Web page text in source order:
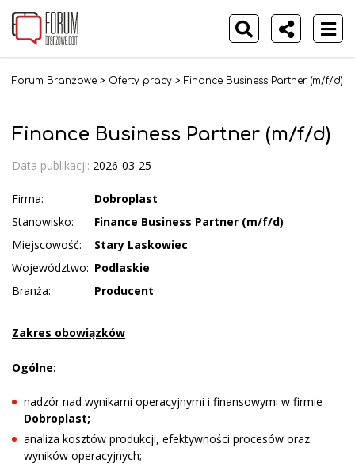
Forum Branżowe > Oferty pracy > Finance Business Partner (m/f/d)
Finance Business Partner (m/f/d)
Data publikacji: 2026-03-25
Firma:
Dobroplast
Stanowisko:
Finance Business Partner (m/f/d)
Miejscowość:
Stary Laskowiec
Województwo: Podlaskie
Branża:
Producent
Zakres obowiązków
Ogólne:
nadzór nad wynikami operacyjnymi i finansowymi w firmie
Dobroplast;
analiza kosztów produkcji, efektywności procesów oraz
wyników operacyjnych;